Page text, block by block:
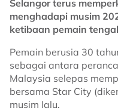
Selangor terus
menghadapi musim
ketibaan pemain
Pemain berusia 30
sebagai antara
Malaysia selepas
bersama Star City
musim lalu.